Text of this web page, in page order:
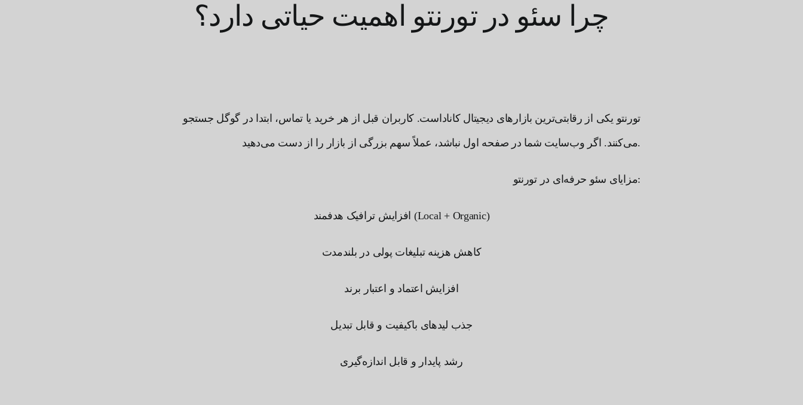
چرا سئو در تورنتو اهمیت حیاتی دارد؟
تورنتو یکی از رقابتی‌ترین بازارهای دیجیتال کاناداست. کاربران قبل از هر خرید یا تماس، ابتدا در گوگل جستجو
می‌کنند. اگر وب‌سایت شما در صفحه اول نباشد، عملاً سهم بزرگی از بازار را از دست می‌دهید.
مزایای سئو حرفه‌ای در تورنتو:
افزایش ترافیک هدفمند (Local + Organic)
کاهش هزینه تبلیغات پولی در بلندمدت
افزایش اعتماد و اعتبار برند
جذب لیدهای باکیفیت و قابل تبدیل
رشد پایدار و قابل اندازه‌گیری